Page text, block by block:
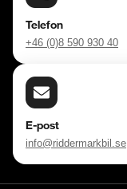
Telefon
+46 (0)8 590 930 40
E-post
info@riddermarkbil.se